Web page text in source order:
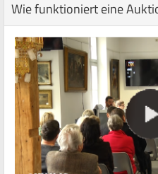
Wie funktioniert eine